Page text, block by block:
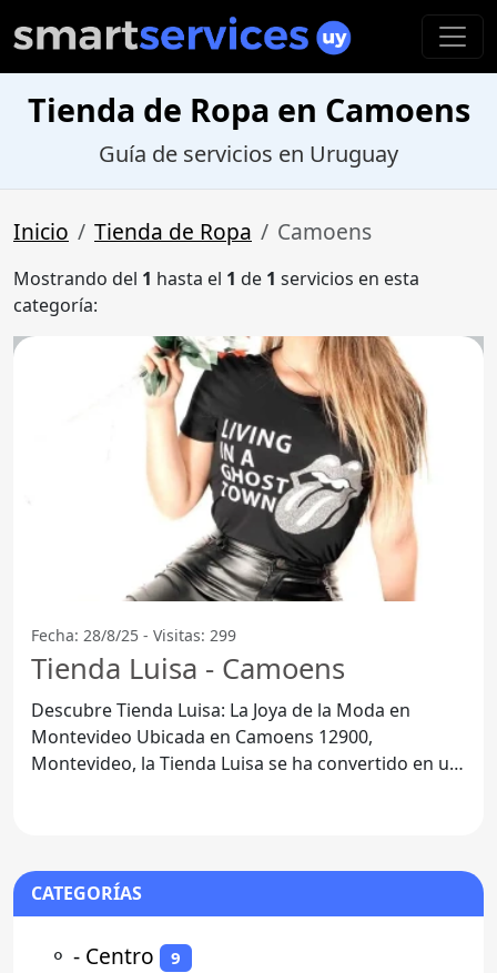
Tienda de Ropa en Camoens
Guía de servicios en Uruguay
Inicio Tienda de Ropa Camoens
Mostrando del 1 hasta el 1 de 1 servicios en esta
categoría:
Fecha: 28/8/25 - Visitas: 299
Tienda Luisa - Camoens
Descubre Tienda Luisa: La Joya de la Moda en
Montevideo Ubicada en Camoens 12900,
Montevideo, la Tienda Luisa se ha convertido en un
CATEGORÍAS
⚬ - Centro 9